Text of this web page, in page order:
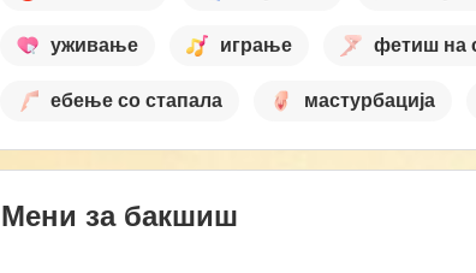
уживање играње фетиш на
ебење со стапала мастурбација
Мени за бакшиш